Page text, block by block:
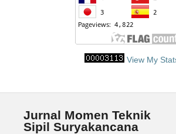
View My
Jurnal Momen Teknik
Sipil Suryakancana